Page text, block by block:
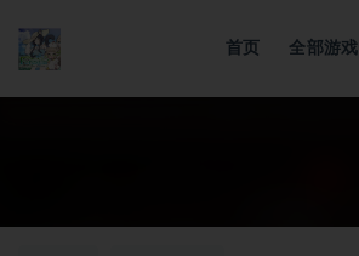
首页 全部游戏